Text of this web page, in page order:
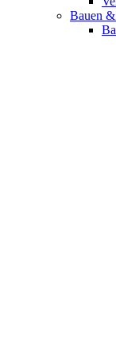
Bauen